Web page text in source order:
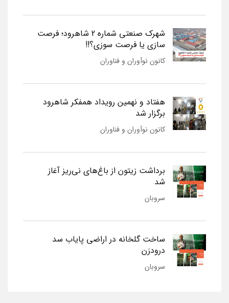
شهرک صنعتی شماره 2 شاهرود؛ فرصت
سازی یا فرصت سوزی؟!!
کانون نوآوران و فناوران
هفتاد و نهمین رویداد همفکر شاهرود
برگزار شد
کانون نوآوران و فناوران
برداشت زیتون از باغ‌های نی‌ریز آغاز
شد
سروبان
ساخت گلخانه در اراضی پایاب سد
درودزن
سروبان